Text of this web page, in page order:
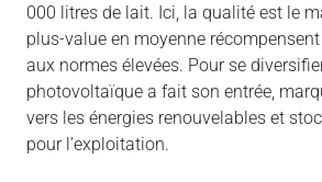
000 litres de lait. Ici, la qualité est le
plus-value en moyenne
aux normes élevées. Pour se
photovoltaïque a fait son entrée,
vers les énergies renouvelables et
pour l’exploitation.